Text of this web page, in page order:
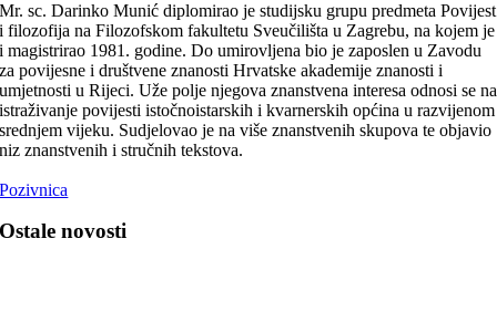
Mr. sc. Darinko Munić diplomirao je studijsku grupu predmeta Povijest
i filozofija na Filozofskom fakultetu Sveučilišta u Zagrebu, na kojem je
i magistrirao 1981. godine. Do umirovljena bio je zaposlen u Zavodu
za povijesne i društvene znanosti Hrvatske akademije znanosti i
umjetnosti u Rijeci. Uže polje njegova znanstvena interesa odnosi se na
istraživanje povijesti istočnoistarskih i kvarnerskih općina u razvijenom
srednjem vijeku. Sudjelovao je na više znanstvenih skupova te objavio
niz znanstvenih i stručnih tekstova.
Pozivnica
Ostale novosti